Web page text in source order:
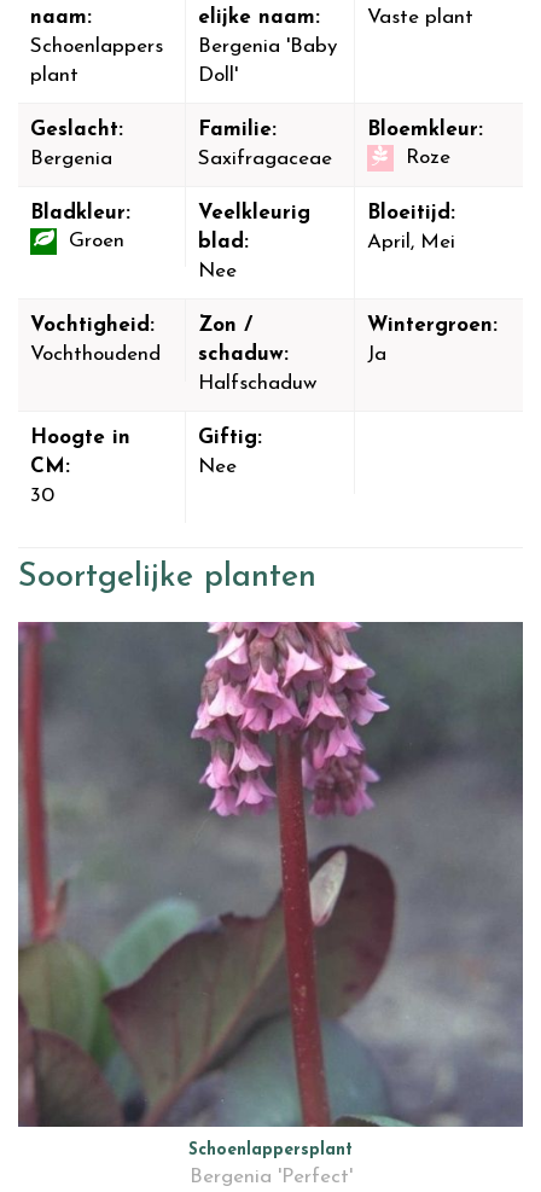
naam:
Schoenlappers
plant
elijke naam:
Bergenia 'Baby
Doll'
Vaste plant
Geslacht:
Bergenia
Familie:
Saxifragaceae
Bloemkleur:
Roze
Bladkleur:
Groen
Veelkleurig
blad:
Nee
Bloeitijd:
April, Mei
Vochtigheid:
Vochthoudend
Zon /
schaduw:
Halfschaduw
Wintergroen:
Ja
Hoogte in
CM:
30
Giftig:
Nee
Soortgelijke planten
Schoenlappersplant
Bergenia 'Perfect'